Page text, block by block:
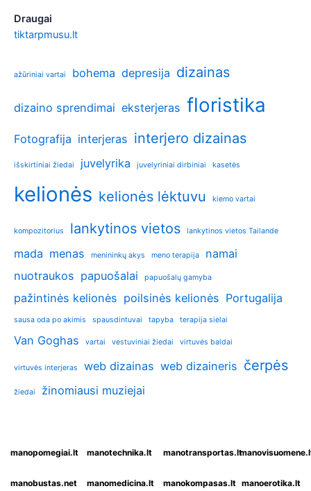
Draugai
tiktarpmusu.lt
ažūriniai vartai bohema depresija dizainas
dizaino sprendimai eksterjeras floristika
Fotografija interjeras interjero dizainas
išskirtiniai žiedai juvelyrika juvelyriniai dirbiniai kasetės
kelionės kelionės lėktuvu kiemo vartai
kompozitorius lankytinos vietos lankytinos vietos Tailande
mada menas menininkų akys meno terapija
namai
nuotraukos papuošalai papuošalų gamyba
pažintinės kelionės poilsinės kelionės Portugalija
sausa oda po akimis spausdintuvai tapyba terapija sielai
Van Goghas vartai vestuviniai žiedai virtuvės baldai
virtuvės interjeras web dizainas web dizaineris čerpės
žiedai žinomiausi muziejai
manopomegiai.lt manotechnika.lt manotransportas.lt
manobustas.net manomedicina.lt manokompasas.lt manoerotika.lt